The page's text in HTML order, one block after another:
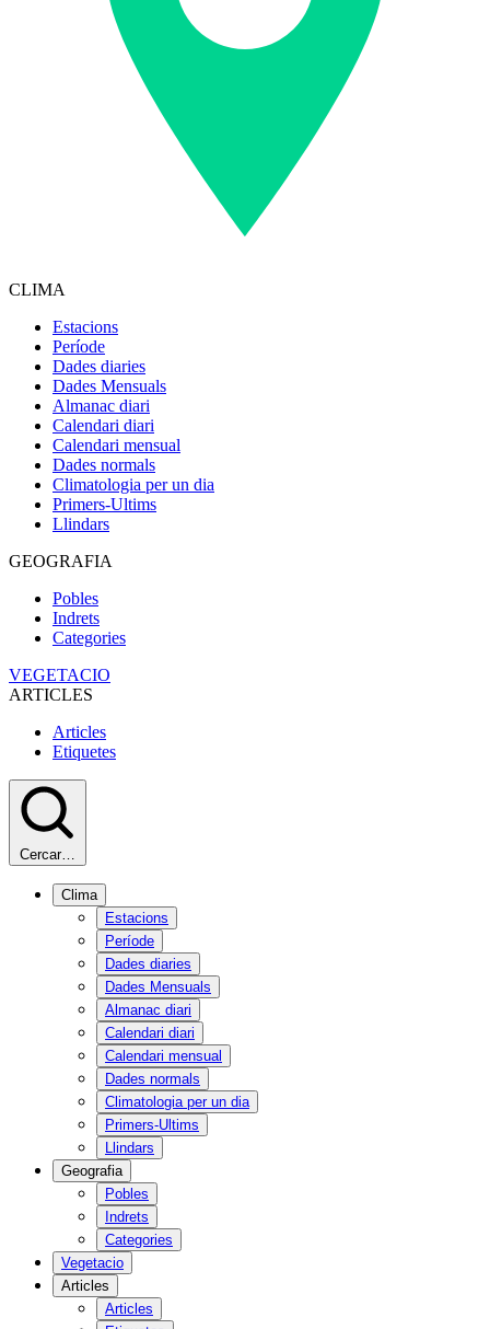
CLIMA
Estacions
Període
Dades diaries
Dades Mensuals
Almanac diari
Calendari diari
Calendari mensual
Dades normals
Climatologia per un dia
Primers-Ultims
Llindars
GEOGRAFIA
Pobles
Indrets
Categories
VEGETACIO
ARTICLES
Articles
Etiquetes
Cercar…
Clima
Estacions
Període
Dades diaries
Dades Mensuals
Almanac diari
Calendari diari
Calendari mensual
Dades normals
Climatologia per un dia
Primers-Ultims
Llindars
Geografia
Pobles
Indrets
Categories
Vegetacio
Articles
Articles